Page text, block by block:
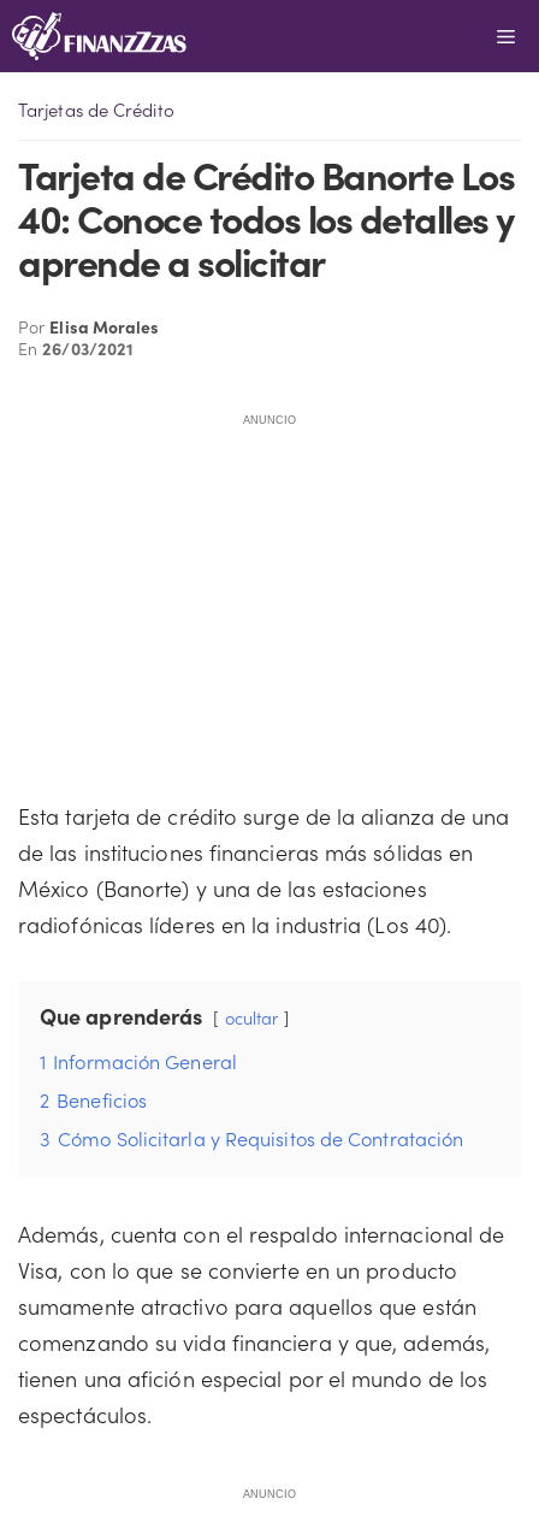
Saltar
al
Tarjetas de Crédito
Tarjeta de Crédito Banorte Los
40: Conoce todos los detalles y
aprende a solicitar
Por Elisa Morales
En26/03/2021
ANUNCIO
Esta tarjeta de crédito surge de la alianza de una
de las instituciones financieras más sólidas en
México (Banorte) y una de las estaciones
radiofónicas líderes en la industria (Los 40).
Que aprenderás ocultar
1 Información General
2 Beneficios
3 Cómo Solicitarla y Requisitos de Contratación
Además, cuenta con el respaldo internacional de
Visa, con lo que se convierte en un producto
sumamente atractivo para aquellos que están
comenzando su vida financiera y que, además,
tienen una afición especial por el mundo de los
espectáculos.
ANUNCIO